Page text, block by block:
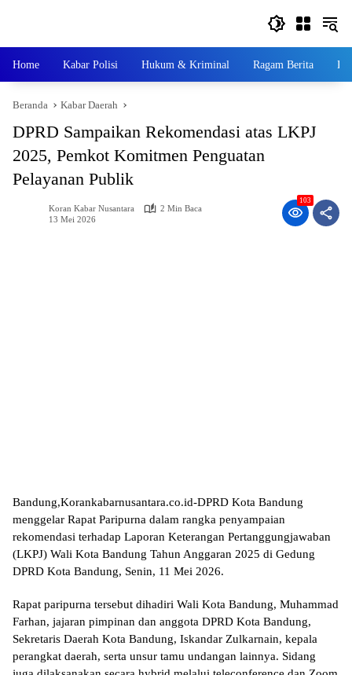
Home Kabar Polisi Hukum & Kriminal Ragam Berita
Beranda Kabar Daerah
DPRD Sampaikan Rekomendasi atas LKPJ
2025, Pemkot Komitmen Penguatan
Pelayanan Publik
Koran Kabar Nusantara
2 Min Baca
13 Mei 2026
103
Bandung,Korankabarnusantara.co.id-DPRD Kota Bandung
menggelar Rapat Paripurna dalam rangka penyampaian
rekomendasi terhadap Laporan Keterangan Pertanggungjawaban
(LKPJ) Wali Kota Bandung Tahun Anggaran 2025 di Gedung
DPRD Kota Bandung, Senin, 11 Mei 2026.
Rapat paripurna tersebut dihadiri Wali Kota Bandung, Muhammad
Farhan, jajaran pimpinan dan anggota DPRD Kota Bandung,
Sekretaris Daerah Kota Bandung, Iskandar Zulkarnain, kepala
perangkat daerah, serta unsur tamu undangan lainnya. Sidang